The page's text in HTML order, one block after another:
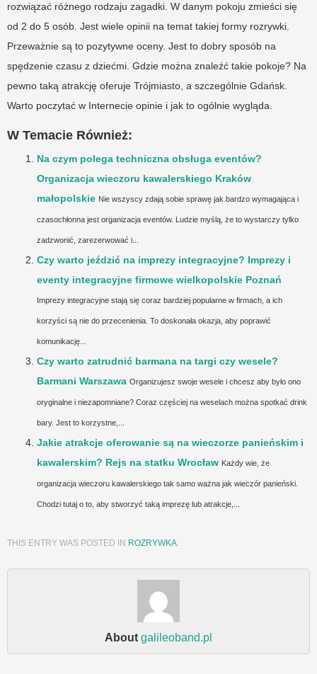
rozwiązać różnego rodzaju zagadki. W danym pokoju zmieści się
od 2 do 5 osób. Jest wiele opinii na temat takiej formy rozrywki.
Przeważnie są to pozytywne oceny. Jest to dobry sposób na
spędzenie czasu z dziećmi. Gdzie można znaleźć takie pokoje? Na
pewno taką atrakcję oferuje Trójmiasto, a szczególnie Gdańsk.
Warto poczytać w Internecie opinie i jak to ogólnie wygląda.
W Temacie Również:
Na czym polega techniczna obsługa eventów?
Organizacja wieczoru kawalerskiego Kraków
małopolskie Nie wszyscy zdają sobie sprawę jak bardzo wymagająca i
czasochłonna jest organizacja eventów. Ludzie myślą, że to wystarczy tylko
zadzwonić, zarezerwować i...
Czy warto jeździć na imprezy integracyjne? Imprezy i
eventy integracyjne firmowe wielkopolskie Poznań
Imprezy integracyjne stają się coraz bardziej popularne w firmach, a ich
korzyści są nie do przecenienia. To doskonała okazja, aby poprawić
komunikację...
Czy warto zatrudnić barmana na targi czy wesele?
Barmani Warszawa Organizujesz swoje wesele i chcesz aby było ono
oryginalne i niezapomniane? Coraz częściej na weselach można spotkać drink
bary. Jest to korzystne,...
Jakie atrakcje oferowanie są na wieczorze panieńskim i
kawalerskim? Rejs na statku Wrocław Każdy wie, że
organizacja wieczoru kawalerskiego tak samo ważna jak wieczór panieński.
Chodzi tutaj o to, aby stworzyć taką imprezę lub atrakcje,...
THIS ENTRY WAS POSTED IN ROZRYWKA
About galileoband.pl